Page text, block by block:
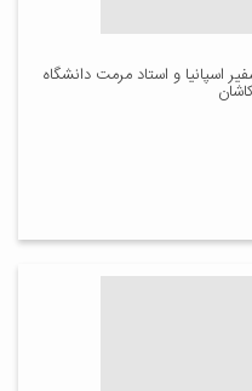
اسپانیا و استاد مرمت دانشگاه